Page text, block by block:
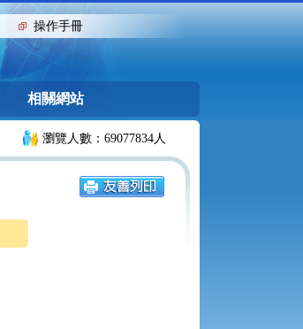
操作手冊
相關網站
瀏覽人數：69077834人